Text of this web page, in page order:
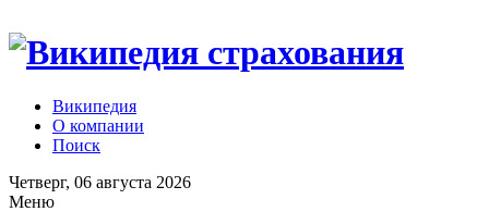
Википедия
О компании
Поиск
Четверг, 06 августа 2026
Меню